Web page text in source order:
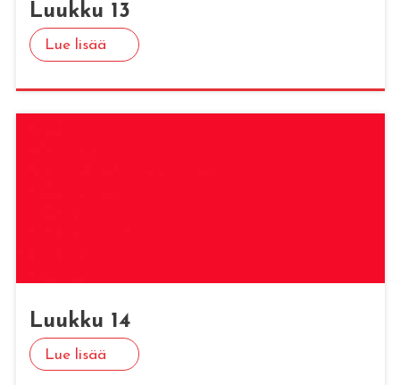
Luuk­ku 13
Lue lisää
Luuk­ku 14
Lue lisää